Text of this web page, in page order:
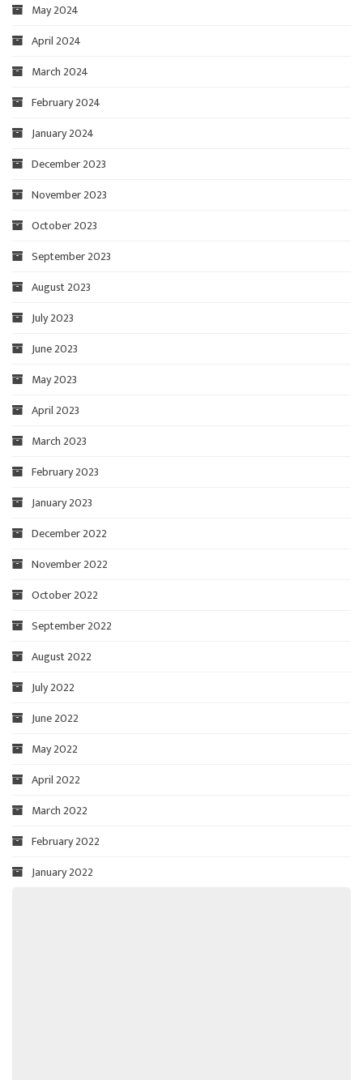
May 2024
April 2024
March 2024
February 2024
January 2024
December 2023
November 2023
October 2023
September 2023
August 2023
July 2023
June 2023
May 2023
April 2023
March 2023
February 2023
January 2023
December 2022
November 2022
October 2022
September 2022
August 2022
July 2022
June 2022
May 2022
April 2022
March 2022
February 2022
January 2022